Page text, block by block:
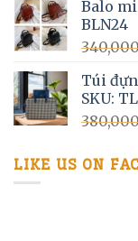
Balo
BLN24
Túi
SKU:
LIKE US ON